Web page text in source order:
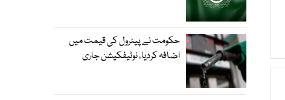
حکومت نے پیٹرول کی قیمت میں
اضافہ کردیا، نوٹیفکیشن جاری